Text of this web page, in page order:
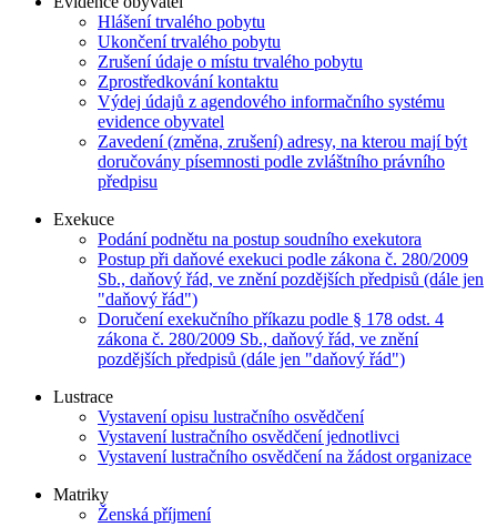
Hlášení trvalého pobytu
Ukončení trvalého pobytu
Zrušení údaje o místu trvalého pobytu
Zprostředkování kontaktu
Výdej údajů z agendového informačního systému
evidence obyvatel
Zavedení (změna, zrušení) adresy, na kterou mají být
doručovány písemnosti podle zvláštního právního
předpisu
Exekuce
Podání podnětu na postup soudního exekutora
Postup při daňové exekuci podle zákona č. 280/2009
Sb., daňový řád, ve znění pozdějších předpisů (dále jen
"daňový řád")
Doručení exekučního příkazu podle § 178 odst. 4
zákona č. 280/2009 Sb., daňový řád, ve znění
pozdějších předpisů (dále jen "daňový řád")
Lustrace
Vystavení opisu lustračního osvědčení
Vystavení lustračního osvědčení jednotlivci
Vystavení lustračního osvědčení na žádost organizace
Matriky
Ženská příjmení